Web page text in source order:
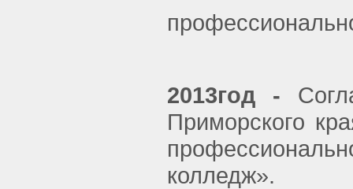
2013год -
Приморского
колледж».